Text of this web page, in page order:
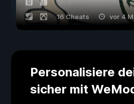
16 Cheats vor 4
Personalisiere
sicher mit